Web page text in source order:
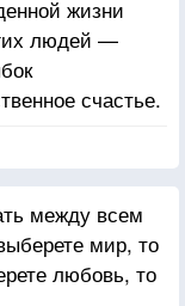
человека
который
темноты,
жизни
людей —
счастье.
между всем
мир, то
любовь, то